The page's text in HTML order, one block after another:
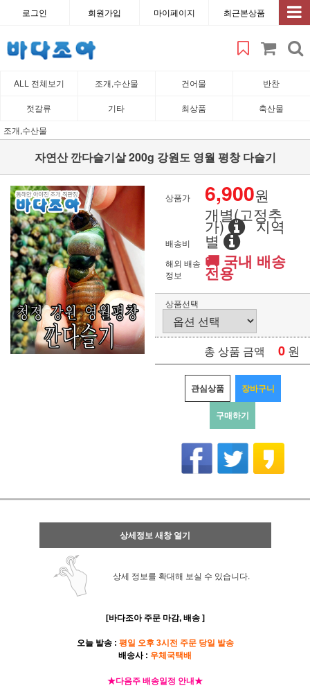
로그인 회원가입 마이페이지 최근본상품
ALL 전체보기 조개,수산물 건어물 반찬
젓갈류 기타 최상품
축산물
조개,수산물
자연산 깐다슬기살 200g 강원도 영월 평창 다슬기
상품가 6,900원
배송비
개별(고정추
가) 지역
별
해외 배송
정보
🚚 국내 배송
전용
상품선택
총 상품 금액 0 원
관심상품 장바구니
구매하기
상세정보 새창 열기
상세 정보를 확대해 보실 수 있습니다.
[바다조아 주문 마감, 배송 ]
오늘 발송 : 평일 오후 3시전 주문 당일 발송
배송사 : 우체국택배
★다음주 배송일정 안내★